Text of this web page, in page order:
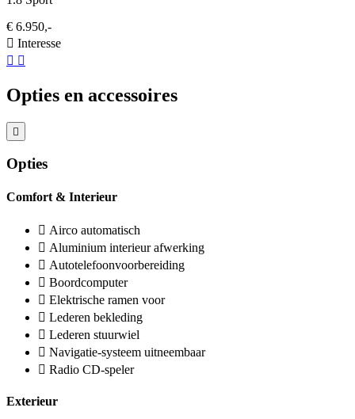
€ 6.950,-
Interesse
Opties en accessoires
Opties
Comfort & Interieur
Airco automatisch
Aluminium interieur afwerking
Autotelefoonvoorbereiding
Boordcomputer
Elektrische ramen voor
Lederen bekleding
Lederen stuurwiel
Navigatie-systeem uitneembaar
Radio CD-speler
Exterieur